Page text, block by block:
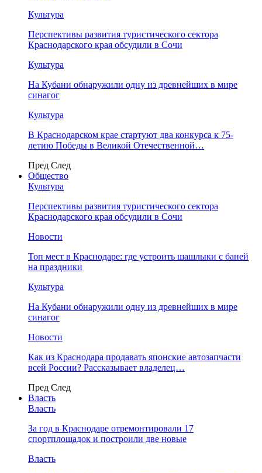
Культура
Перспективы развития туристического сектора
Краснодарского края обсудили в Сочи
Культура
На Кубани обнаружили одну из древнейших в мире
синагог
Культура
В Краснодарском крае стартуют два конкурса к 75-
летию Победы в Великой Отечественной…
Пред След
Общество
Культура
Перспективы развития туристического сектора
Краснодарского края обсудили в Сочи
Новости
Топ мест в Краснодаре: где устроить шашлыки с баней
на праздники
Культура
На Кубани обнаружили одну из древнейших в мире
синагог
Новости
Как из Краснодара продавать японские автозапчасти
всей России? Рассказывает владелец…
Пред След
Власть
Власть
За год в Краснодаре отремонтировали 17
спортплощадок и построили две новые
Власть